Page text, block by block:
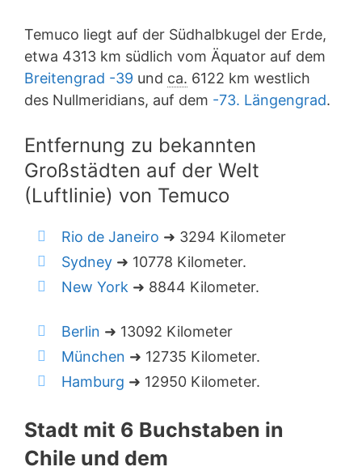
Temuco liegt auf der Südhalbkugel der Erde,
etwa 4313 km südlich vom Äquator auf dem
Breitengrad -39 und ca. 6122 km westlich
des Nullmeridians, auf dem -73. Längengrad.
Entfernung zu bekannten
Großstädten auf der Welt
(Luftlinie) von Temuco
Rio de Janeiro ➜ 3294 Kilometer
Sydney ➜ 10778 Kilometer.
New York ➜ 8844 Kilometer.
Berlin ➜ 13092 Kilometer
München ➜ 12735 Kilometer.
Hamburg ➜ 12950 Kilometer.
Stadt mit 6 Buchstaben in
Chile und dem